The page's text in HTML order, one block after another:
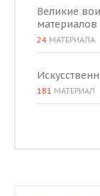
Великие
материалов
24 МАТЕРИАЛА
181 МАТЕРИАЛ